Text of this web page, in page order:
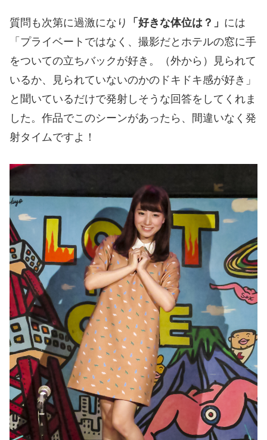
質問も次第に過激になり 「好きな体位は？」 には
「プライベートではなく、撮影だとホテルの窓に手
をついての立ちバックが好き。（外から）見られて
いるか、見られていないのかのドキドキ感が好き」
と聞いているだけで発射しそうな回答をしてくれま
した。作品でこのシーンがあったら、間違いなく発
射タイムですよ！